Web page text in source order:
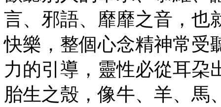
言、邪語、靡靡之音，也
快樂，整個心念精神常受
力的引導，靈性必從耳朶
胎生之殼，像牛、羊、馬